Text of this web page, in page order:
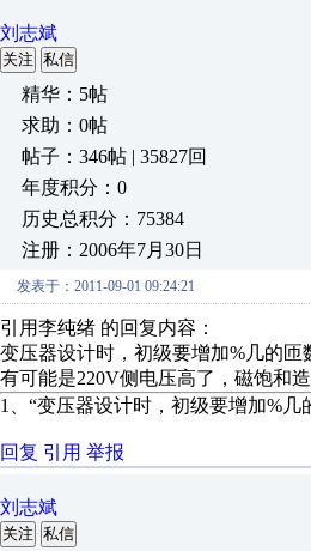
刘志斌
关注 私信
精华：5帖
求助：0帖
帖子：346帖 | 35827回
年度积分：0
历史总积分：75384
注册：2006年7月30日
发表于：2011-09-01 09:24:21
引用李纯绪 的回复内容：
变压器设计时，初级要增加%几的
有可能是220V侧电压高了，磁饱和造
1、“变压器设计时，初级要增加%
回复 引用 举报
刘志斌
关注 私信